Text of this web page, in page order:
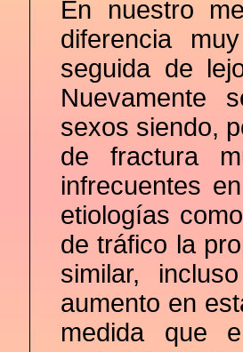
En nuestro
diferencia
seguida de
Nuevamente
sexos siendo,
de fractura
infrecuentes
etiologías
de tráfico la
similar,
aumento en
medida que